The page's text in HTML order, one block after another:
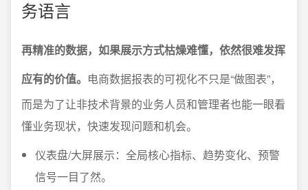
务语言
再精准的数据，如果展示方式枯燥难懂，依然很难发挥
应有的价值。 电商数据报表的可视化不只是“做图表”，
而是为了让非技术背景的业务人员和管理者也能一眼看
懂业务现状，快速发现问题和机会。
仪表盘/大屏展示：全局核心指标、趋势变化、预警
信号一目了然。